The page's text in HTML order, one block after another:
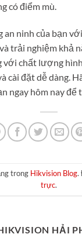
có điểm mù.
an ninh của bạn
trải nghiệm khả
với chất lượng
cài đặt dễ dàng.
ngay hôm nay để
trong Hikvision Blog.
trực.
HẢI